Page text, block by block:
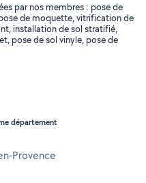
par nos membres : pose de
de moquette, vitrification de
installation de sol stratifié,
pose de sol vinyle, pose de
département
Provence